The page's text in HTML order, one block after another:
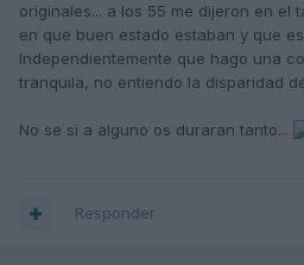
originales... a los 55 me dijeron en el
en que buen estado estaban y que
Independientemente que hago una
tranquila, no entiendo la disparidad
No se si a alguno os duraran tanto...
Responder